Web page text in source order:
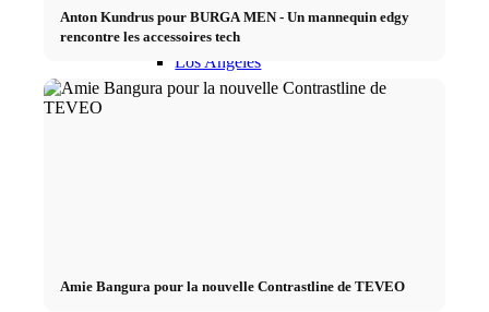
Los Angeles
Anton Kundrus pour BURGA MEN - Un mannequin edgy
rencontre les accessoires tech
Amie Bangura pour la nouvelle Contrastline de TEVEO